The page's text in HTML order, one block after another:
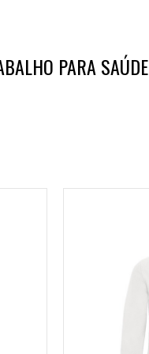
PARA SAÚDE